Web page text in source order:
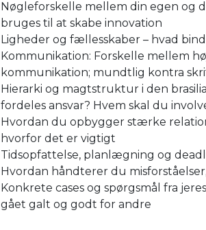
Nøgleforskelle mellem din egen og
bruges til at skabe innovation
Ligheder og fællesskaber – hvad
Kommunikation: Forskelle mellem
kommunikation; mundtlig kontra
Hierarki og magtstruktur i den
fordeles ansvar? Hvem skal du
Hvordan du opbygger stærke
hvorfor det er vigtigt
Tidsopfattelse, planlægning og
Hvordan håndterer du
Konkrete cases og spørgsmål fra
gået galt og godt for andre